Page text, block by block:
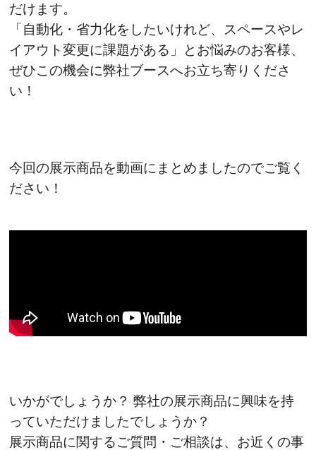
だけます。
「自動化・省力化をしたいけれど、スペースやレ
イアウト変更に課題がある」とお悩みのお客様、
ぜひこの機会に弊社ブースへお立ち寄りくださ
い！
今回の展示商品を動画にまとめましたのでご覧く
ださい！
いかがでしょうか？ 弊社の展示商品に興味を持
っていただけましたでしょうか？
展示商品に関するご質問・ご相談は、お近くの事